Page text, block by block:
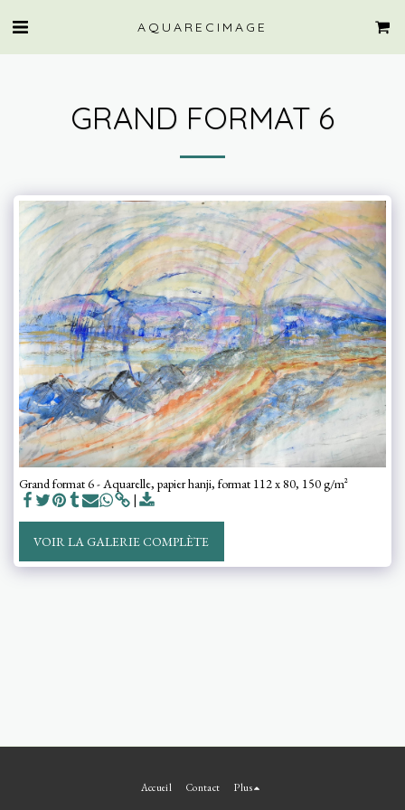
AQUARECIMAGE
GRAND FORMAT 6
Grand format 6 - Aquarelle, papier hanji, format 112 x 80, 150 g/m²
VOIR LA GALERIE COMPLÈTE
Accueil Contact Plus